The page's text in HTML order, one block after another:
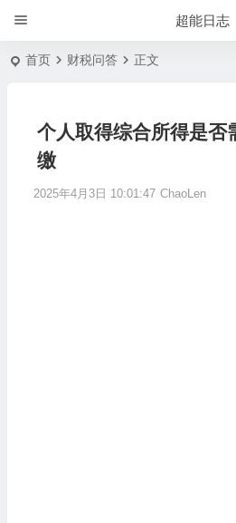
超能日志
首页 财税问答 正文
个人取得综合所得是否
缴
2025年4月3日 10:01:47 ChaoLen